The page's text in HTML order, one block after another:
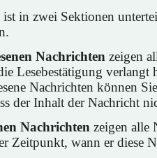
ist in zwei Sektionen
Nachrichten zeigen
Lesebestätigung verlangt
Nachrichten können
der Inhalt der Nachricht
Nachrichten zeigen alle
Zeitpunkt, wann er diese